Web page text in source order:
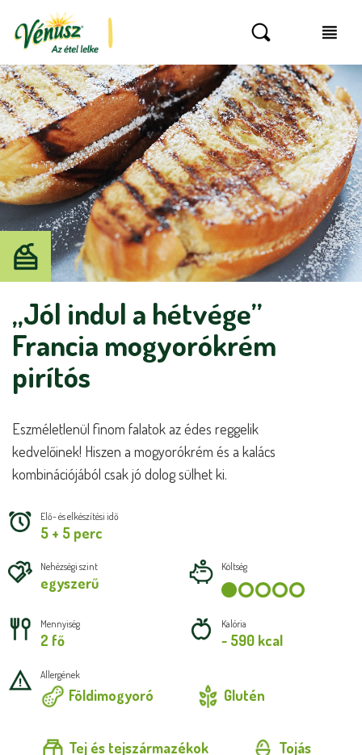
„Jól indul a hétvége”
Francia mogyorókrém
pirítós
Eszméletlenül finom falatok az édes reggelik
kedvelőinek! Hiszen a mogyorókrém és a kalács
kombinációjából csak jó dolog sülhet ki.
Elő- és elkészítési idő
5 + 5 perc
Nehézségi szint
egyszerű
Költség
Mennyiség
2 fő
Kalória
~ 590 kcal
Allergének
Földimogyoró Glutén
Tej és tejszármazékok Tojás